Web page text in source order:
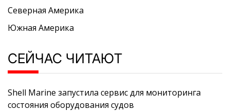
Северная Америка
Южная Америка
СЕЙЧАС ЧИТАЮТ
Shell Marine запустила сервис для мониторинга
состояния оборудования судов